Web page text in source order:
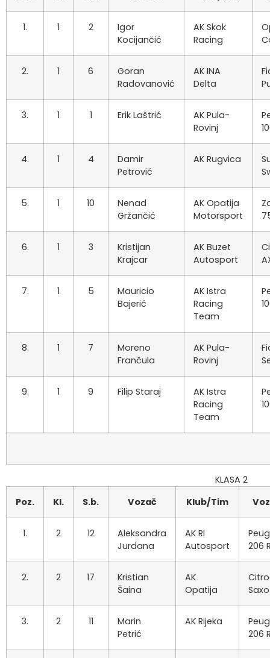
1. 1 2
Igor
Kocijančić
AK Skok
Racing
2. 1 6
Goran
Radovanović
AK INA
Delta
3. 1 1 Erik Laštrić
AK Pula-
Rovinj
4. 1 4
Damir
Petrović
AK Rugvica
5. 1 10
Nenad
Gržančić
AK Opatija
Motorsport
6. 1 3
Kristijan
Krajcar
AK Buzet
Autosport
7. 1 5
Mauricio
Bajerić
AK Istra
Racing
Team
8. 1 7
Moreno
Frančula
AK Pula-
Rovinj
9. 1 9 Filip Staraj
AK Istra
Racing
Team
KLASA 2
Poz.
Kl. S.b. Vozač Klub/Tim
1. 2 12
Aleksandra
Jurdana
AK RI
Autosport
206
2. 2 17
Kristian
Šaina
AK
Opatija
Saxo
3. 2 11
Marin
Petrić
AK Rijeka
206